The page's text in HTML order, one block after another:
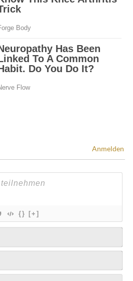
Anmelden
{} [+]